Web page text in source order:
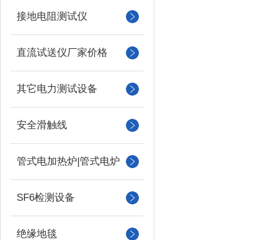
接地电阻测试仪
直流试送仪厂家价格
其它电力测试设备
安全滑触线
管式电加热炉|管式电炉
SF6检测设备
绝缘地毯